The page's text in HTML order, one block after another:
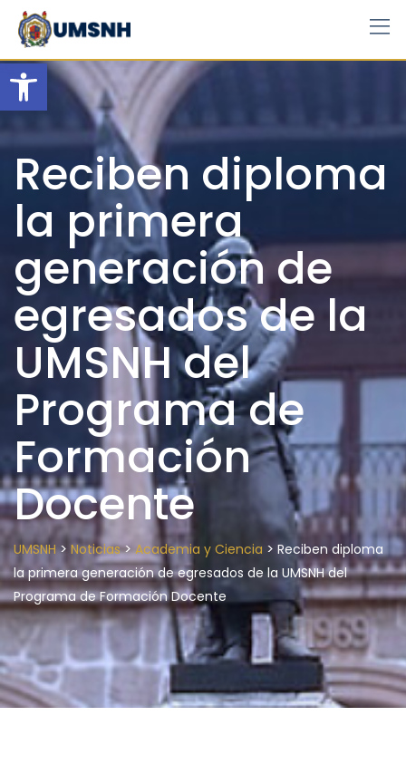
Open toolbar
Skip
content
Reciben diploma
la primera
generación de
egresados de la
UMSNH del
Programa de
Formación
Docente
UMSNH> Noticias>Academia y Ciencia > Reciben diploma
la primera generación de egresados de la UMSNH del
Programa de Formación Docente